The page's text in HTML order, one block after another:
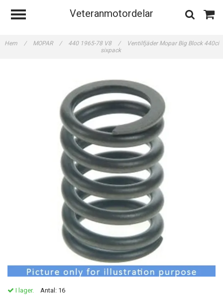
Veteranmotordelar
Hem / MOPAR / 440 1965-78 V8 /
Ventilfjäder Mopar Big Block 440ci
sixpack
I lager. Antal: 16